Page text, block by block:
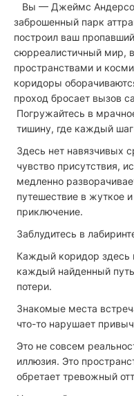
Вы — Джеймс
заброшенный парк
построил ваш
сюрреалистичный мир,
пространствами и
коридоры
проход бросает вызов
Погружайтесь в
тишину, где каждый
Здесь нет навязчивых
чувство присутствия,
медленно
путешествие в жуткое
приключение.
Заблудитесь в
Каждый коридор здесь
каждый найденный
потери.
Знакомые места
что-то нарушает
Это не совсем
иллюзия. Это
обретает тревожный